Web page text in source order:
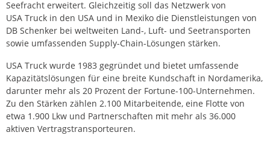
Seefracht erweitert. Gleichzeitig soll das Netzwerk von
USA Truck in den USA und in Mexiko die Dienstleistungen von
DB Schenker bei weltweiten Land-, Luft- und Seetransporten
sowie umfassenden Supply-Chain-Lösungen stärken.
USA Truck wurde 1983 gegründet und bietet umfassende
Kapazitätslösungen für eine breite Kundschaft in Nordamerika,
darunter mehr als 20 Prozent der Fortune-100-Unternehmen.
Zu den Stärken zählen 2.100 Mitarbeitende, eine Flotte von
etwa 1.900 Lkw und Partnerschaften mit mehr als 36.000
aktiven Vertragstransporteuren.